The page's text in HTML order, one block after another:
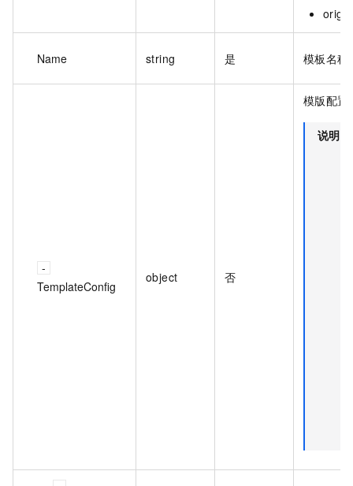
Name string 是 模板名称
TemplateConfig
object 否
模版配置
说明